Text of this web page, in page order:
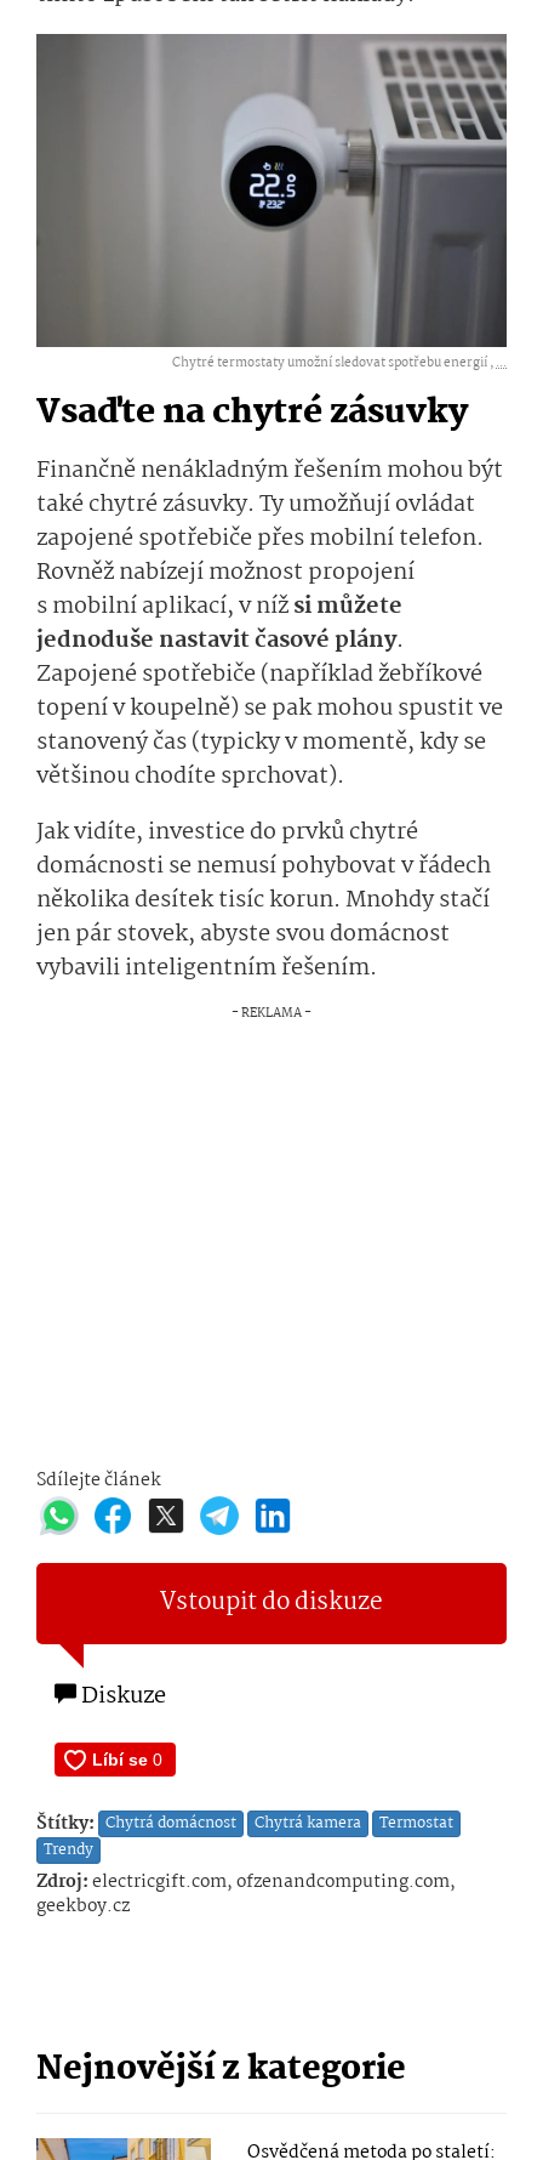
Chytré termostaty umožní sledovat spotřebu energií ,...
Vsaďte na chytré zásuvky
Finančně nenákladným řešením mohou být
také chytré zásuvky. Ty umožňují ovládat
zapojené spotřebiče přes mobilní telefon.
Rovněž nabízejí možnost propojení
s mobilní aplikací, v nížsi můžete
jednoduše nastavit časové plány.
Zapojené spotřebiče (například žebříkové
topení v koupelně) se pak mohou spustit ve
stanovený čas (typicky v momentě, kdy se
většinou chodíte sprchovat).
Jak vidíte, investice do prvků chytré
domácnosti se nemusí pohybovat v řádech
několika desítek tisíc korun. Mnohdy stačí
jen pár stovek, abyste svou domácnost
vybavili inteligentním řešením.
Sdílejte článek
Vstoupit do diskuze
Diskuze
Štítky: Chytrá domácnost Chytrá kamera
Termostat
Trendy
Zdroj:electricgift.com, ofzenandcomputing.com,
geekboy.cz
Nejnovější z kategorie
Osvědčená metoda po staletí: